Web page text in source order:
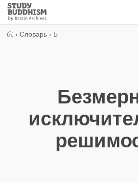
Close
Study
Buddhism
› Словарь › Б